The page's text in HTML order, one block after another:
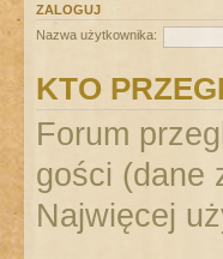
ZALOGUJ
Nazwa użytkownika:
KTO
Forum
gości (dane
Najwięcej